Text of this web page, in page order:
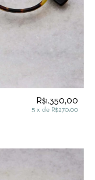
R$1.350,00
5 x de R$270,00